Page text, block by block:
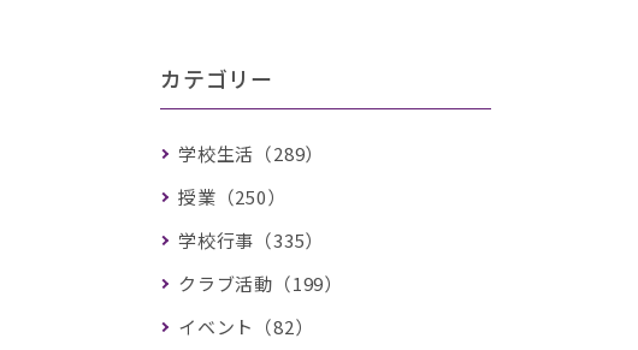
カテゴリー
学校生活（289）
授業（250）
学校行事（335）
クラブ活動（199）
イベント（82）